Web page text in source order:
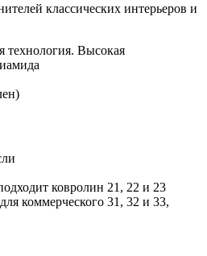
классических интерьеров и
технология. Высокая
ковролин 21, 22 и 23
коммерческого 31, 32 и 33,